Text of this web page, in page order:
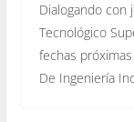
Dialogando
Tecnológico
fechas
De Ingeniería